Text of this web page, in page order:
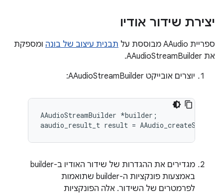
יצירת שידור אודיו
ספריית AAudio מבוססת על תבנית עיצוב של בונה ומספקת
את AAudioStreamBuilder.
יוצרים אובייקט AAudioStreamBuilder:
AAudioStreamBuilder *builder;
מגדירים את ההגדרות של שידור האודיו ב-builder
באמצעות פונקציות ה-builder שתואמות
לפרמטרים של השידור. אלה הפונקציות